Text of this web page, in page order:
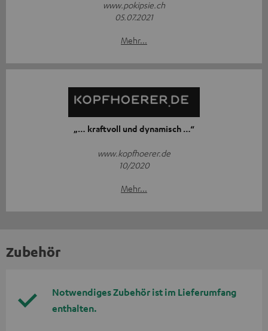
www.pokipsie.ch
05.07.2021
Mehr...
„… kraftvoll und dynamisch …“
www.kopfhoerer.de
10/2020
Mehr...
Zubehör
Notwendiges Zubehör ist im Lieferumfang
enthalten.